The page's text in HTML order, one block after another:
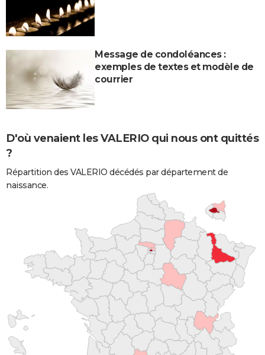
Message de condoléances :
exemples de textes et modèle de
courrier
D'où venaient les VALERIO qui nous ont quittés
?
Répartition des VALERIO décédés par département de
naissance.